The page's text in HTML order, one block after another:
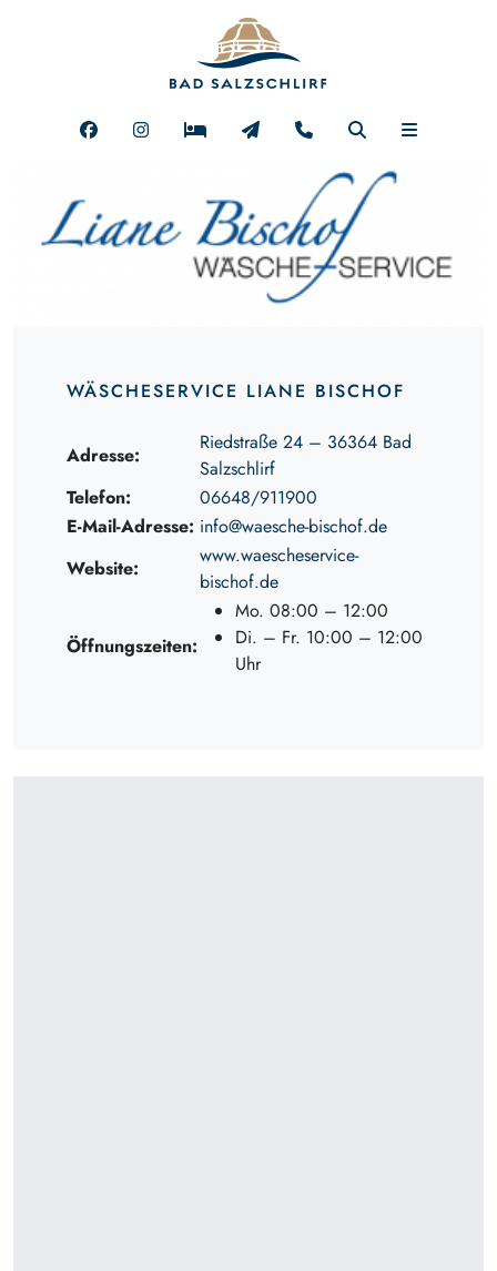
WÄSCHESERVICE LIANE BISCHOF
Adresse:
Riedstraße 24 – 36364 Bad
Salzschlirf
Telefon:
06648/911900
E-Mail-Adresse: info@waesche-bischof.de
Website:
www.waescheservice-
bischof.de
Öffnungszeiten:
Mo. 08:00 – 12:00
Di. – Fr. 10:00 – 12:00
Uhr